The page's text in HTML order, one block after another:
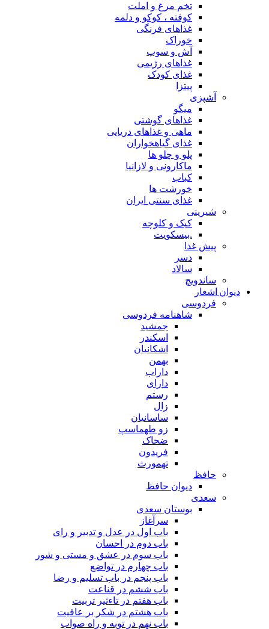
تخم مرغ و املت
کوفته ، کوکو و دلمه
غذاهای فرنگی
خوراک
آش و سوپ
غذاهای رژیمی
غذای کودک
پیتزا
آشپزی
میگو
غذاهای گوشتی
ماهی و غذاهای دریایی
غذای گیاهخواران
پلو و چلو ها
ماکارونی و لازانیا
کباب
خورشت ها
غذای سنتی ایران
شیرینی
کیک و کلوچه
.بیسکویت
پیش غذا
دسر
سالاد
ساندویچ
دیوان اشعار
فردوسی
شاهنامه فردوسی
جمشید
اسکندر
اشکانیان
بهمن
داراب
دارای
رستم
زال
ساسانیان
زو طهماسپ‏
ضحاک
فریدون
تهمورث
حافظ
دیوان حافظ
سعدی
بوستان سعدی
سرآغاز
باب اول در عدل و تدبیر و رای
باب دوم در احسان
باب سوم در عشق و مستی و شور
باب چهارم در تواضع
باب پنجم در باب تسلیم و رضا
باب ششم در قناعت
باب هفتم در تاءثیر تربیت
باب هشتم در شکر بر عافیت
باب نهم در توبه و راه صواب